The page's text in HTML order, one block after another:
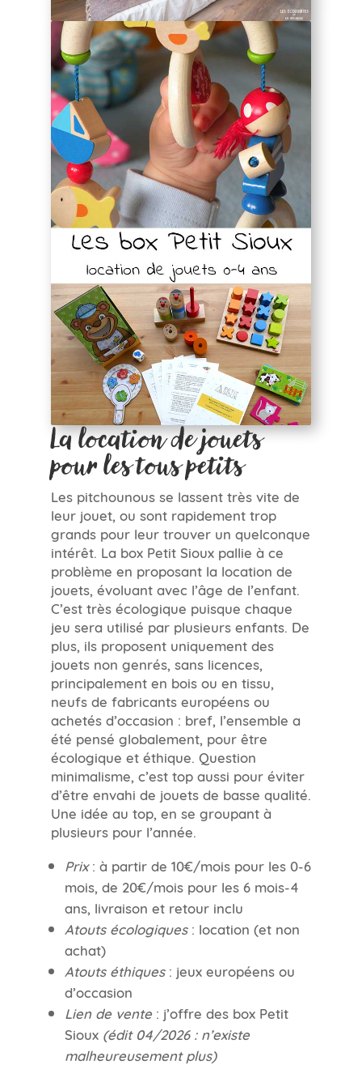
La location de jouets
pour les tous petits
Les pitchounous se lassent très vite de
leur jouet, ou sont rapidement trop
grands pour leur trouver un quelconque
intérêt. La box Petit Sioux pallie à ce
problème en proposant la location de
jouets, évoluant avec l’âge de l’enfant.
C’est très écologique puisque chaque
jeu sera utilisé par plusieurs enfants. De
plus, ils proposent uniquement des
jouets non genrés, sans licences,
principalement en bois ou en tissu,
neufs de fabricants européens ou
achetés d’occasion : bref, l’ensemble a
été pensé globalement, pour être
écologique et éthique. Question
minimalisme, c’est top aussi pour éviter
d’être envahi de jouets de basse qualité.
Une idée au top, en se groupant à
plusieurs pour l’année.
Prix: à partir de 10€/mois pour les 0-6
mois, de 20€/mois pour les 6 mois-4
ans, livraison et retour inclu
Atouts écologiques: location (et non
achat)
Atouts éthiques: jeux européens ou
d’occasion
Lien de vente: j’offre des box Petit
Sioux (édit 04/2026 : n’existe
malheureusement plus)